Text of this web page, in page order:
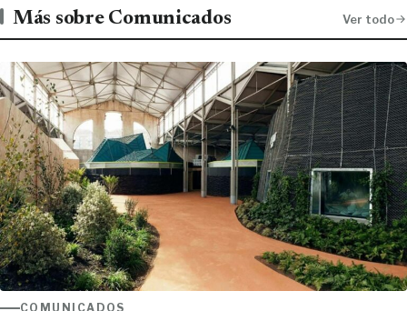
Más sobre Comunicados Ver todo
COMUNICADOS